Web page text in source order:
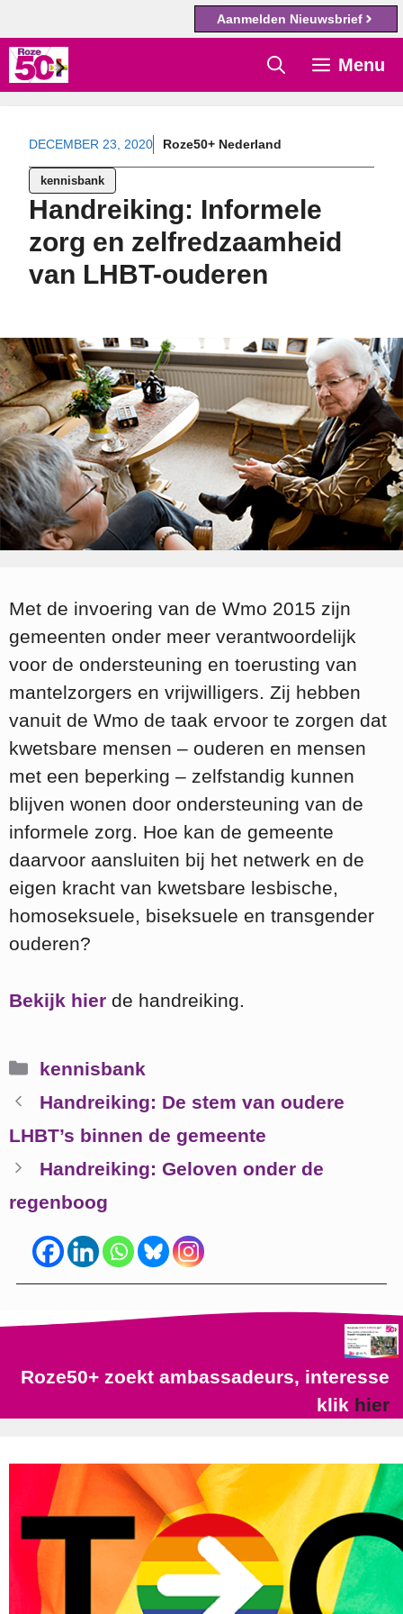
Aanmelden Nieuwsbrief
Ga
naar
inhoud
Menu
DECEMBER 23, 2020 Roze50+ Nederland
kennisbank
Handreiking: Informele
zorg en zelfredzaamheid
van LHBT-ouderen
Met de invoering van de Wmo 2015 zijn
gemeenten onder meer verantwoordelijk
voor de ondersteuning en toerusting van
mantelzorgers en vrijwilligers. Zij hebben
vanuit de Wmo de taak ervoor te zorgen dat
kwetsbare mensen – ouderen en mensen
met een beperking – zelfstandig kunnen
blijven wonen door ondersteuning van de
informele zorg. Hoe kan de gemeente
daarvoor aansluiten bij het netwerk en de
eigen kracht van kwetsbare lesbische,
homoseksuele, biseksuele en transgender
ouderen?
Bekijk hier de handreiking.
Categorieën
kennisbank
Handreiking: De stem van oudere
LHBT’s binnen de gemeente
Handreiking: Geloven onder de
regenboog
Roze50+ zoekt ambassadeurs, interesse
klik hier